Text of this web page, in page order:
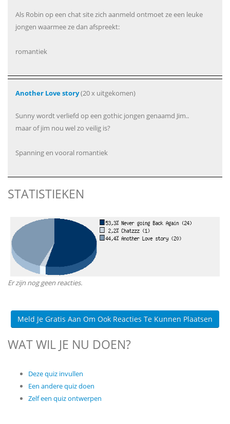
Als Robin op een chat site zich aanmeld ontmoet ze een leuke
jongen waarmee ze dan afspreekt:
romantiek
Another Love story(20 x uitgekomen)
Sunny wordt verliefd op een gothic jongen genaamd Jim..
maar of jim nou wel zo veilig is?
Spanning en vooral romantiek
STATISTIEKEN
Er zijn nog geen reacties.
Meld Je Gratis Aan Om Ook Reacties Te Kunnen Plaatsen
WAT WIL JE NU DOEN?
Deze quiz invullen
Een andere quiz doen
Zelf een quiz ontwerpen